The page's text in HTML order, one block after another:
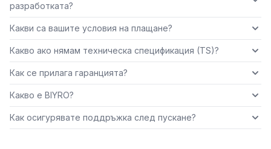
разработката?
Какви са вашите условия на плащане?
Какво ако нямам техническа спецификация (TS)?
Как се прилага гаранцията?
Какво е BIYRO?
Как осигурявате поддръжка след пускане?